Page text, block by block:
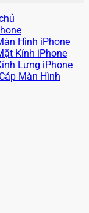
Hình iPhone
Kính iPhone
Lưng iPhone
Màn Hình